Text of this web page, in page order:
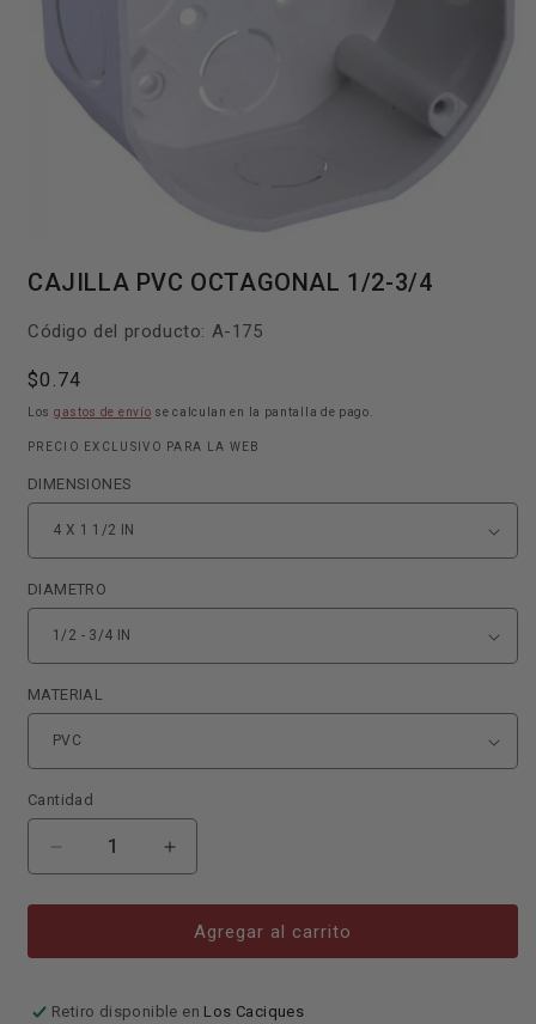
multimedia
una
modal
CAJILLA PVC OCTAGONAL 1/2-3/4
Código del producto: SKU:
A-175
Precio
habitual
$0.74
Los gastos de envío se calculan en la pantalla de pago.
PRECIO EXCLUSIVO PARA LA WEB
DIMENSIONES
DIAMETRO
MATERIAL
Cantidad
Reducir
cantidad
para
PVC
1/2-
Aumentar
cantidad
para
CAJILLA
PVC
1/2-
Agregar al carrito
Retiro disponible en Los Caciques